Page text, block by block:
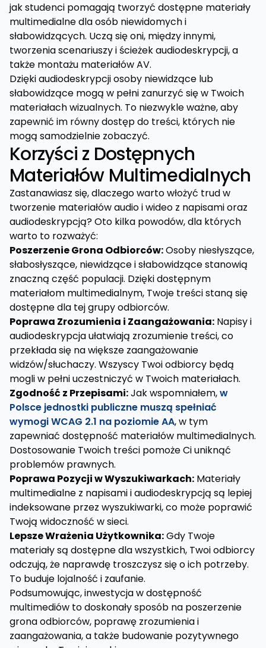
jak studenci pomagają tworzyć dostępne materiały
multimedialne dla osób niewidomych i
słabowidzących. Uczą się oni, między innymi,
tworzenia scenariuszy i ścieżek audiodeskrypcji, a
także montażu materiałów AV.
Dzięki audiodeskrypcji osoby niewidzące lub
słabowidzące mogą w pełni zanurzyć się w Twoich
materiałach wizualnych. To niezwykle ważne, aby
zapewnić im równy dostęp do treści, których nie
mogą samodzielnie zobaczyć.
Korzyści z Dostępnych
Materiałów Multimedialnych
Zastanawiasz się, dlaczego warto włożyć trud w
tworzenie materiałów audio i wideo z napisami oraz
audiodeskrypcją? Oto kilka powodów, dla których
warto to rozważyć:
Poszerzenie Grona Odbiorców:Osoby niesłyszące,
słabosłyszące, niewidzące i słabowidzące stanowią
znaczną część populacji. Dzięki dostępnym
materiałom multimedialnym, Twoje treści staną się
dostępne dla tej grupy odbiorców.
Poprawa Zrozumienia i Zaangażowania: Napisy i
audiodeskrypcja ułatwiają zrozumienie treści, co
przekłada się na większe zaangażowanie
widzów/słuchaczy. Wszyscy Twoi odbiorcy będą
mogli w pełni uczestniczyć w Twoich materiałach.
Zgodność z Przepisami:Jak wspomniałem,w
Polsce jednostki publiczne muszą spełniać
wymogi WCAG 2.1 na poziomie AA, w tym
zapewniać dostępność materiałów multimedialnych.
Dostosowanie Twoich treści pomoże Ci uniknąć
problemów prawnych.
Poprawa Pozycji w Wyszukiwarkach: Materiały
multimedialne z napisami i audiodeskrypcją są lepiej
indeksowane przez wyszukiwarki, co może poprawić
Twoją widoczność w sieci.
Lepsze Wrażenia Użytkownika:Gdy Twoje
materiały są dostępne dla wszystkich, Twoi odbiorcy
odczują, że naprawdę troszczysz się o ich potrzeby.
To buduje lojalność i zaufanie.
Podsumowując, inwestycja w dostępność
multimediów to doskonały sposób na poszerzenie
grona odbiorców, poprawę zrozumienia i
zaangażowania, a także budowanie pozytywnego